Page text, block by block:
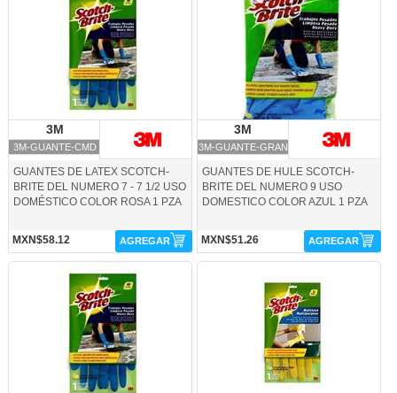
3M
3M-GUANTE-CMD
GUANTES DE LATEX SCOTCH-
BRITE DEL NUMERO 7 - 7 1/2 USO
DOMÉSTICO COLOR ROSA 1 PZA
MXN$58.12 AGREGAR
3M
3M-GUANTE-GRAN
GUANTES DE HULE SCOTCH-
BRITE DEL NUMERO 9 USO
DOMESTICO COLOR AZUL 1 PZA
MXN$51.26 AGREGAR